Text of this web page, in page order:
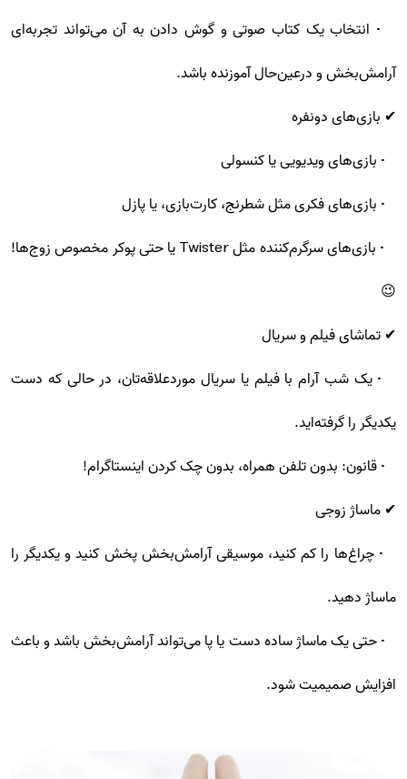
• انتخاب یک کتاب صوتی و گوش دادن به آن می‌تواند تجربه‌ای
آرامش‌بخش و درعین‌حال آموزنده باشد.
✔ بازی‌های دونفره
• بازی‌های ویدیویی یا کنسولی
• بازی‌های فکری مثل شطرنج، کارت‌بازی، یا پازل
• بازی‌های سرگرم‌کننده مثل Twister یا حتی پوکر مخصوص زوج‌ها!
😉
✔ تماشای فیلم و سریال
• یک شب آرام با فیلم یا سریال موردعلاقه‌تان، در حالی که دست
یکدیگر را گرفته‌اید.
• قانون: بدون تلفن همراه، بدون چک کردن اینستاگرام!
✔ ماساژ زوجی
• چراغ‌ها را کم کنید، موسیقی آرامش‌بخش پخش کنید و یکدیگر را
ماساژ دهید.
• حتی یک ماساژ ساده دست یا پا می‌تواند آرامش‌بخش باشد و باعث
افزایش صمیمیت شود.